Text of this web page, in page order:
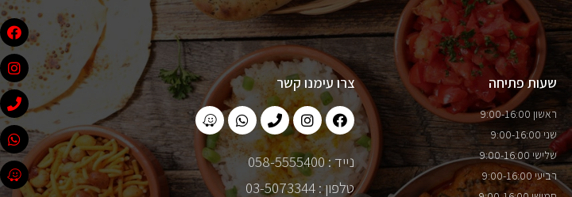
שעות פתיחה
ראשון 9:00-16:00
שני 9:00-16:00
שלישי 9:00-16:00
רביעי 9:00-16:00
צרו עימנו קשר
נייד : 058-5555400
טלפון : 03-5073344